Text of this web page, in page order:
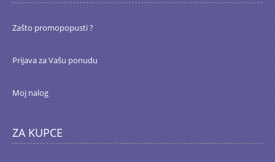
Zašto promopopusti ?
Prijava za Vašu ponudu
Moj nalog
ZA KUPCE